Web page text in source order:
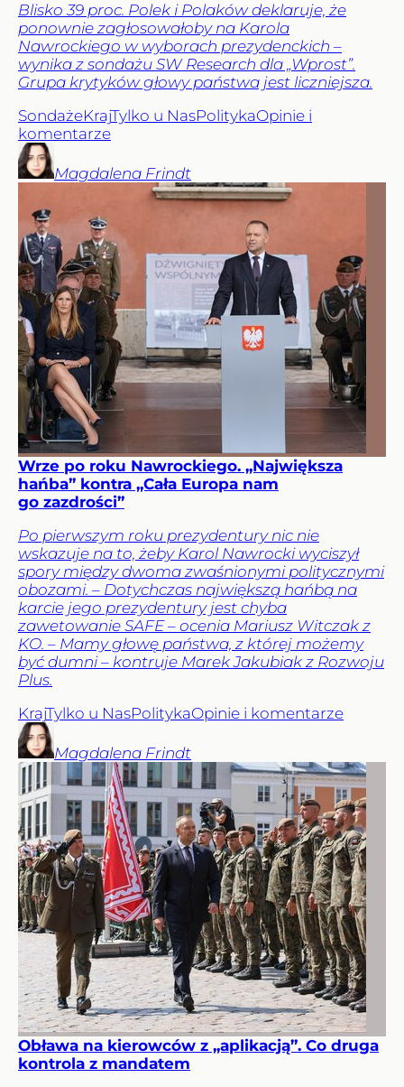
Blisko 39 proc. Polek i Polaków deklaruje, że
ponownie zagłosowałoby na Karola
Nawrockiego w wyborach prezydenckich –
wynika z sondażu SW Research dla „Wprost”.
Grupa krytyków głowy państwa jest liczniejsza.
SondażeKrajTylko u NasPolitykaOpinie i
komentarze
Magdalena Frindt
Wrze po roku Nawrockiego. „Największa
hańba” kontra „Cała Europa nam
go zazdrości”
Po pierwszym roku prezydentury nic nie
wskazuje na to, żeby Karol Nawrocki wyciszył
spory między dwoma zwaśnionymi politycznymi
obozami. – Dotychczas największą hańbą na
karcie jego prezydentury jest chyba
zawetowanie SAFE – ocenia Mariusz Witczak z
KO. – Mamy głowę państwa, z której możemy
być dumni – kontruje Marek Jakubiak z Rozwoju
Plus.
KrajTylko u NasPolitykaOpinie i komentarze
Magdalena Frindt
Obława na kierowców z „aplikacją”. Co druga
kontrola z mandatem